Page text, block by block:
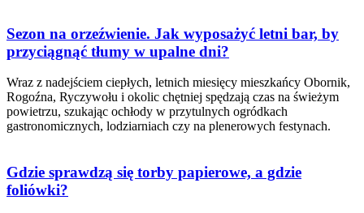
Sezon na orzeźwienie. Jak wyposażyć letni bar, by
przyciągnąć tłumy w upalne dni?
Wraz z nadejściem ciepłych, letnich miesięcy mieszkańcy Obornik,
Rogoźna, Ryczywołu i okolic chętniej spędzają czas na świeżym
powietrzu, szukając ochłody w przytulnych ogródkach
gastronomicznych, lodziarniach czy na plenerowych festynach.
Gdzie sprawdzą się torby papierowe, a gdzie
foliówki?